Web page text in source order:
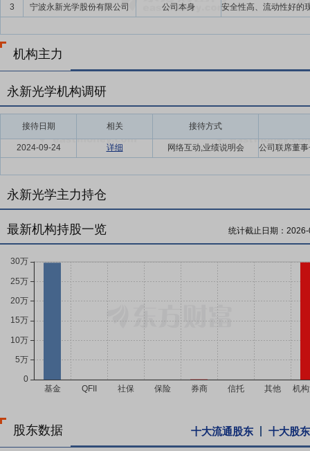
3 宁波永新光学股份有限公司 公司本身
机构主力
永新光学机构调研
接待日期 相关 接待方式
2024-09-24 详细 网络互动,业绩说明会
永新光学主力持仓
最新机构持股一览 统计截止日期：
股东数据 十大流通股东 十大股东